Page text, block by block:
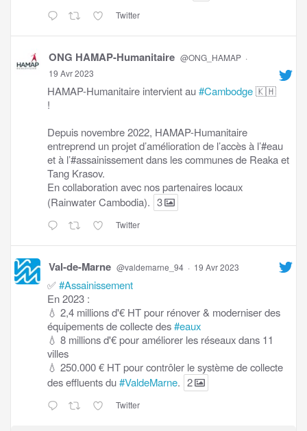
Twitter
ONG HAMAP-Humanitaire @ONG_HAMAP ·
19 Avr 2023
HAMAP-Humanitaire intervient au#Cambodge🇰🇭
!
Depuis novembre 2022, HAMAP-Humanitaire
entreprend un projet d’amélioration de l’accès à l’#eau
et à l’#assainissement dans les communes de Reaka et
Tang Krasov.
En collaboration avec nos partenaires locaux
(Rainwater Cambodia). 3
Twitter
Val-de-Marne @valdemarne_94 · 19 Avr 2023
✅#Assainissement
En 2023 :
💧 2,4 millions d'€ HT pour rénover & moderniser des
équipements de collecte des#eaux
💧 8 millions d'€ pour améliorer les réseaux dans 11
villes
💧 250.000 € HT pour contrôler le système de collecte
des effluents du#ValdeMarne. 2
Twitter